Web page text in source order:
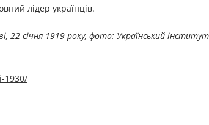
лідер українців.
22 січня 1919 року, фото: Український
1930/